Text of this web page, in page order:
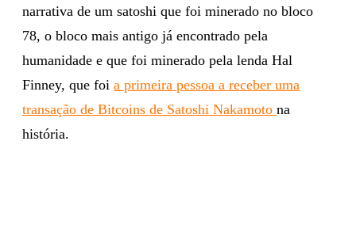
narrativa de um satoshi que foi minerado no bloco
78, o bloco mais antigo já encontrado pela
humanidade e que foi minerado pela lenda Hal
Finney, que foi a primeira pessoa a receber uma
transação de Bitcoins de Satoshi Nakamoto na
história.